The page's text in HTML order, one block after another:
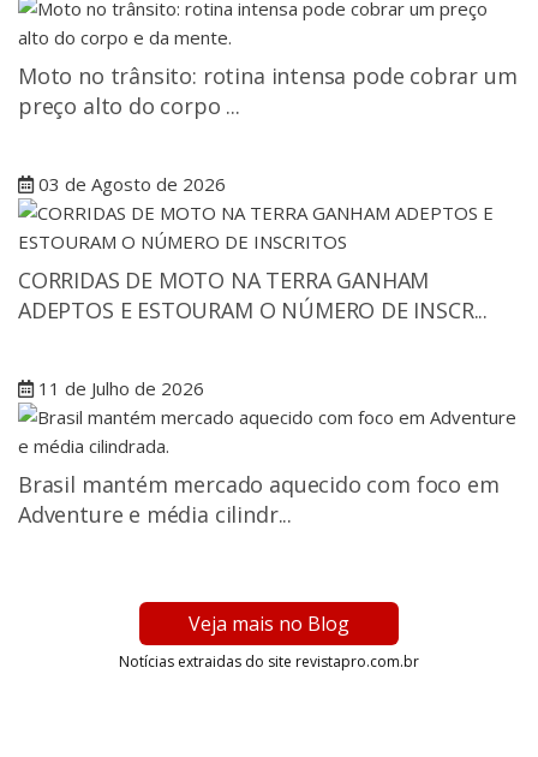
Moto no trânsito: rotina intensa pode cobrar um
preço alto do corpo ...
03 de Agosto de 2026
CORRIDAS DE MOTO NA TERRA GANHAM
ADEPTOS E ESTOURAM O NÚMERO DE INSCR...
11 de Julho de 2026
Brasil mantém mercado aquecido com foco em
Adventure e média cilindr...
Veja mais no Blog
Notícias extraidas do site revistapro.com.br